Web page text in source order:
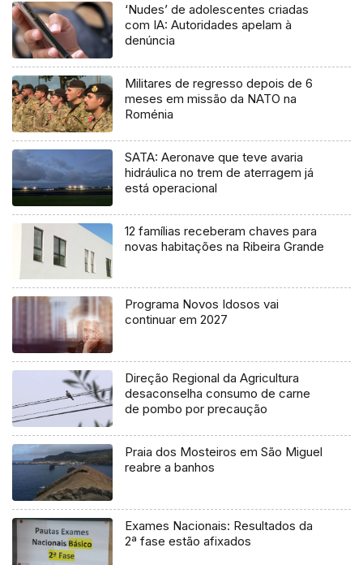
‘Nudes’ de adolescentes criadas
com IA: Autoridades apelam à
denúncia
Militares de regresso depois de 6
meses em missão da NATO na
Roménia
SATA: Aeronave que teve avaria
hidráulica no trem de aterragem já
está operacional
12 famílias receberam chaves para
novas habitações na Ribeira Grande
Programa Novos Idosos vai
continuar em 2027
Direção Regional da Agricultura
desaconselha consumo de carne
de pombo por precaução
Praia dos Mosteiros em São Miguel
reabre a banhos
Exames Nacionais: Resultados da
2ª fase estão afixados